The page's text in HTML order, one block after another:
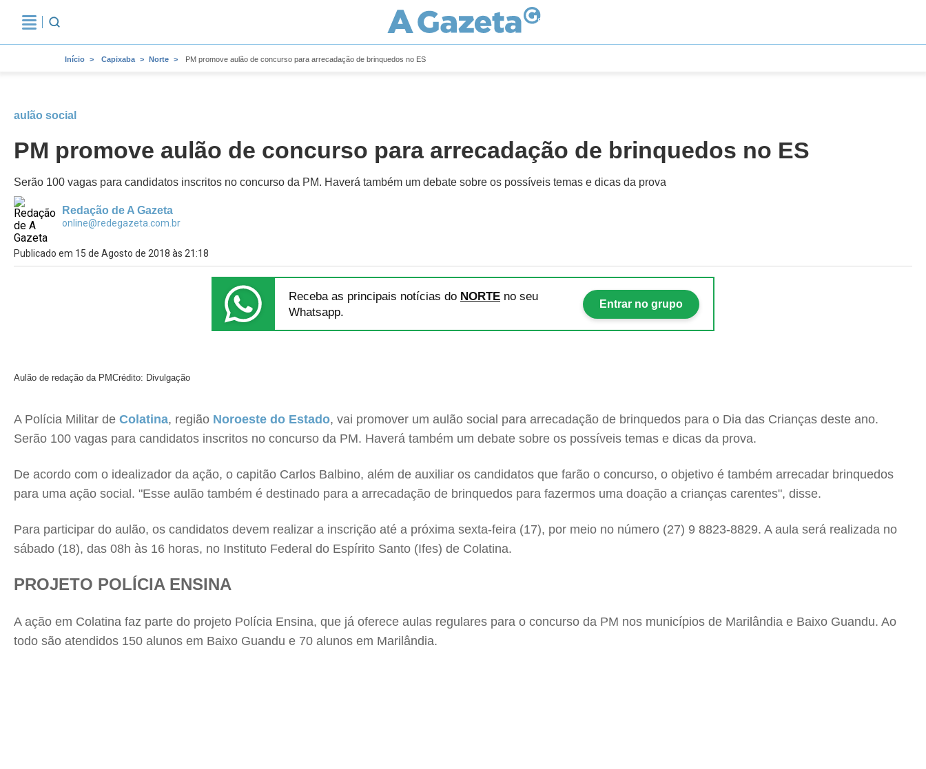
Início Capixaba Norte PM promove aulão de concurso para arrecadação de brinquedos no ES
aulão social
PM promove aulão de concurso para arrecadação de brinquedos no ES
Serão 100 vagas para candidatos inscritos no concurso da PM. Haverá também um debate sobre os possíveis temas e dicas da prova
Redação de A Gazeta
online@redegazeta.com.br
Publicado em 15 de Agosto de 2018 às 21:18
Receba as principais notícias do NORTE no seu
Whatsapp.
Entrar no grupo
Aulão de redação da PMCrédito: Divulgação
A Polícia Militar de Colatina, região Noroeste do Estado, vai promover um aulão social para arrecadação de brinquedos para o Dia das Crianças deste ano.
Serão 100 vagas para candidatos inscritos no concurso da PM. Haverá também um debate sobre os possíveis temas e dicas da prova.
De acordo com o idealizador da ação, o capitão Carlos Balbino, além de auxiliar os candidatos que farão o concurso, o objetivo é também arrecadar brinquedos
para uma ação social. "Esse aulão também é destinado para a arrecadação de brinquedos para fazermos uma doação a crianças carentes", disse.
Para participar do aulão, os candidatos devem realizar a inscrição até a próxima sexta-feira (17), por meio no número (27) 9 8823-8829. A aula será realizada no
sábado (18), das 08h às 16 horas, no Instituto Federal do Espírito Santo (Ifes) de Colatina.
PROJETO POLÍCIA ENSINA
A ação em Colatina faz parte do projeto Polícia Ensina, que já oferece aulas regulares para o concurso da PM nos municípios de Marilândia e Baixo Guandu. Ao
todo são atendidos 150 alunos em Baixo Guandu e 70 alunos em Marilândia.